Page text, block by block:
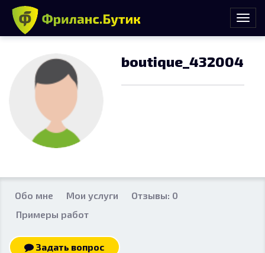
boutique_432004
Обо мне Мои услуги
Отзывы: 0
Примеры работ
Задать вопрос